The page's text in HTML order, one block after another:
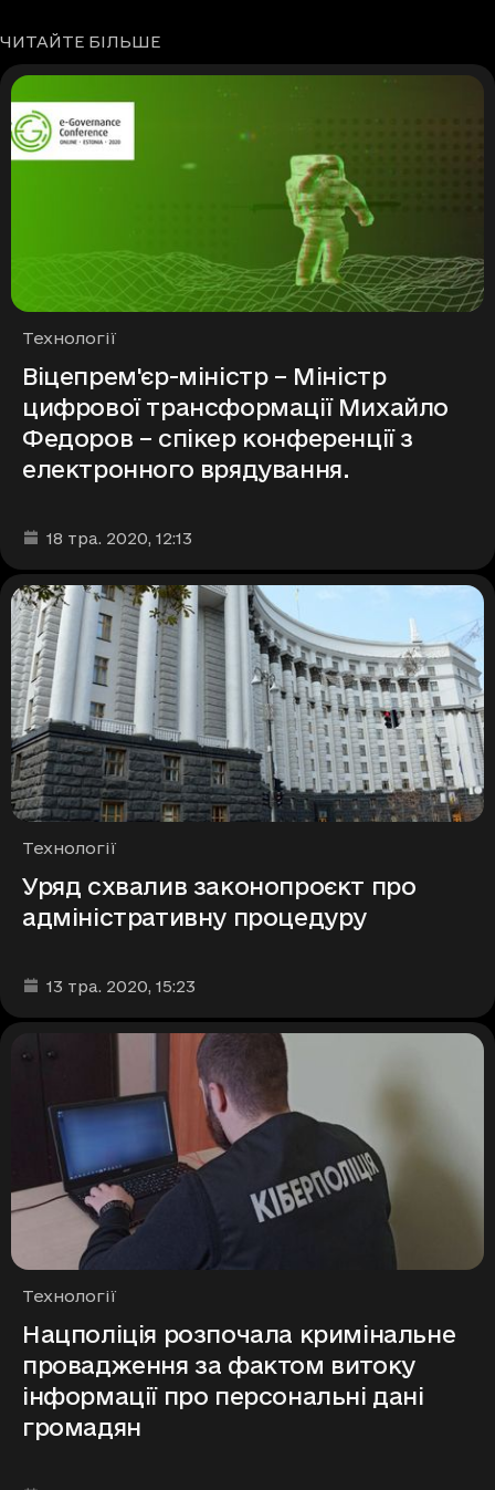
ЧИТАЙТЕ БІЛЬШЕ
Рубрики
Технології
Віцепрем'єр-міністр – Міністр
цифрової трансформації Михайло
Федоров – спікер конференції з
електронного врядування.
Дата та час публікації
18 тра. 2020, 12:13
Рубрики
Технології
Уряд схвалив законопроєкт про
адміністративну процедуру
Дата та час публікації
13 тра. 2020, 15:23
Рубрики
Технології
Нацполіція розпочала кримінальне
провадження за фактом витоку
інформації про персональні дані
громадян